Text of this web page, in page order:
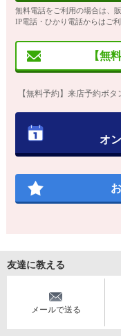
無料電話をご利用の場合は、
IP電話・ひかり電話からはご
【無
【無料予約】来店予約ボ
オ
友達に教える
メールで送る